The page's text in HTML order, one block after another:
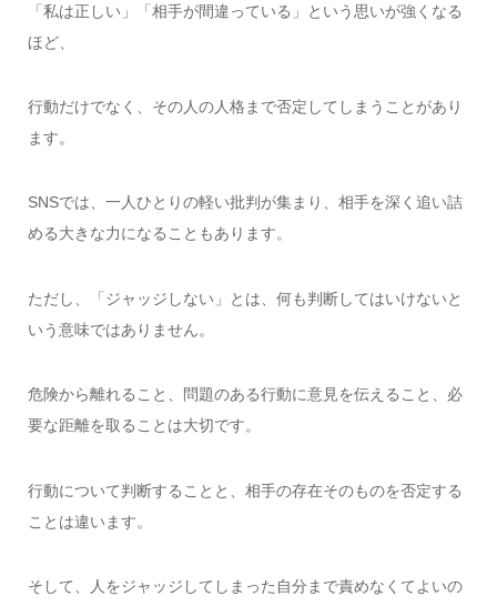
「私は正しい」「相手が間違っている」という思いが強くなる
ほど、
行動だけでなく、その人の人格まで否定してしまうことがあり
ます。
SNSでは、一人ひとりの軽い批判が集まり、相手を深く追い詰
める大きな力になることもあります。
ただし、「ジャッジしない」とは、何も判断してはいけないと
いう意味ではありません。
危険から離れること、問題のある行動に意見を伝えること、必
要な距離を取ることは大切です。
行動について判断することと、相手の存在そのものを否定する
ことは違います。
そして、人をジャッジしてしまった自分まで責めなくてよいの